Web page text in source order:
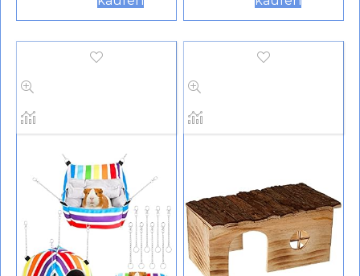
Removable Cozy
Hammock Cage
Hanging Decoration
Forest Corner House
Ferret Squirrel